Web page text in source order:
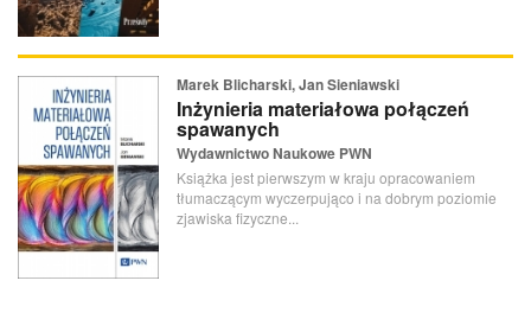
Marek Blicharski, Jan Sieniawski
Inżynieria materiałowa połączeń
spawanych
Wydawnictwo Naukowe PWN
Książka jest pierwszym w kraju opracowaniem
tłumaczącym wyczerpująco i na dobrym poziomie
zjawiska fizyczne...